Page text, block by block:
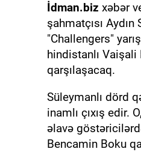
İdman.biz xəbər
şahmatçısı Aydın
"Challengers"
hindistanlı
qarşılaşacaq.
Süleymanlı dörd
inamlı çıxış edir.
əlavə
Bencamin Boku